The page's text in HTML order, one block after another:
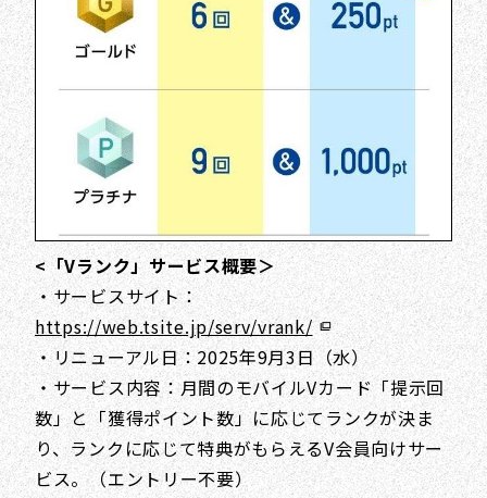
<「Vランク」サービス概要＞
・サービスサイト：
https://web.tsite.jp/serv/vrank/
・リニューアル日：2025年9月3日（水）
・サービス内容：月間のモバイルVカード「提示回
数」と「獲得ポイント数」に応じてランクが決ま
り、ランクに応じて特典がもらえるV会員向けサー
ビス。（エントリー不要）